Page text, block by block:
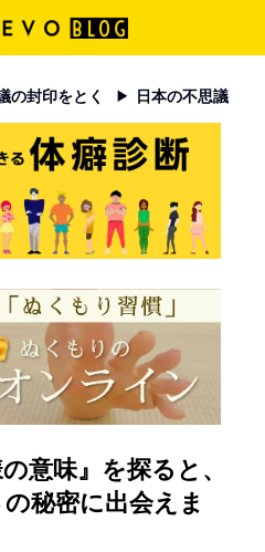
の封印をとく 日本の不思議
意味』を探ると、
秘密に出会えま